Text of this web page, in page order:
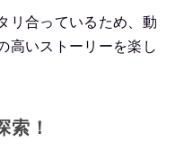
リ合っているため、動
高いストーリーを楽し
索！